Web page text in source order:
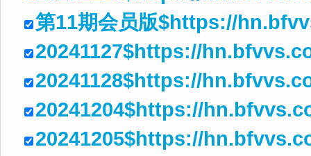
第11期会员版$https://
20241127$https://
20241128$https://
20241204$https://
20241205$https://